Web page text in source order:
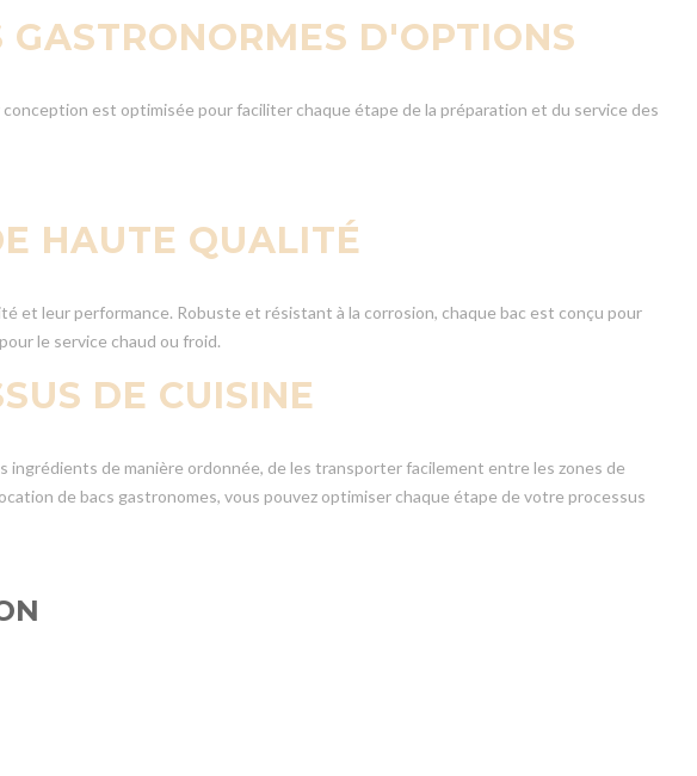
D'OPTIONS
est optimisée pour faciliter chaque étape de la préparation et du service des
HAUTE QUALITÉ
et leur performance. Robuste et résistant à la corrosion, chaque bac est conçu pour
le service chaud ou froid.
DE CUISINE
de manière ordonnée, de les transporter facilement entre les zones de
de bacs gastronomes, vous pouvez optimiser chaque étape de votre processus